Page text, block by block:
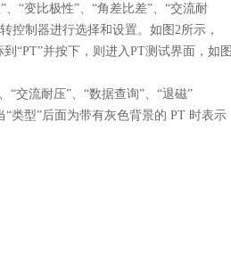
“变比极性”、“角差比差”、“交流耐
控制器进行选择和设置。如图2所示，
“PT”并按下，则进入PT测试界面，如图
“交流耐压”、“数据查询”、“退磁”
类型”后面为带有灰色背景的 PT 时表示